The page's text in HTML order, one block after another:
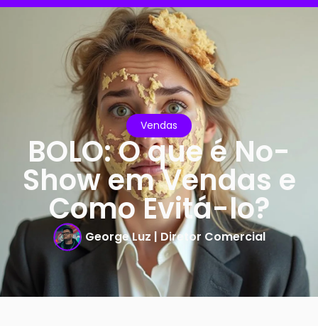
Vendas
BOLO: O que é No-
Show em Vendas e
Como Evitá-lo?
George Luz | Diretor Comercial